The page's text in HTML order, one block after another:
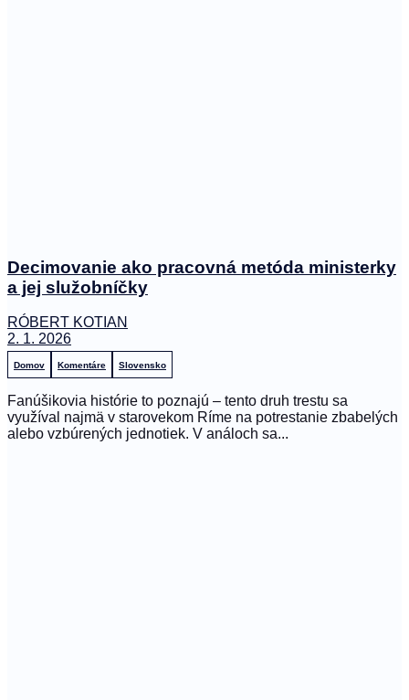
Decimovanie ako pracovná metóda ministerky
a jej služobníčky
RÓBERT KOTIAN
2. 1. 2026
Domov Komentáre Slovensko
Fanúšikovia histórie to poznajú – tento druh trestu sa
využíval najmä v starovekom Ríme na potrestanie zbabelých
alebo vzbúrených jednotiek. V análoch sa...